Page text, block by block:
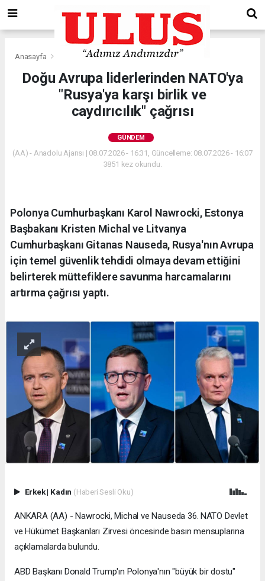
Anasayfa Gündem
Doğu Avrupa liderlerinden NATO'ya
"Rusya'ya karşı birlik ve
caydırıcılık" çağrısı
GÜNDEM
(AA) - Anadolu Ajansı | 08.07.2026 - 16:31, Güncelleme: 08.07.2026 - 16:07
3851 kez okundu.
Polonya Cumhurbaşkanı Karol Nawrocki, Estonya
Başbakanı Kristen Michal ve Litvanya
Cumhurbaşkanı Gitanas Nauseda, Rusya'nın Avrupa
için temel güvenlik tehdidi olmaya devam ettiğini
belirterek müttefiklere savunma harcamalarını
artırma çağrısı yaptı.
Erkek| Kadın (Haberi Sesli Oku)
ANKARA (AA) - Nawrocki, Michal ve Nauseda 36.⁠ ⁠NATO Devlet
ve Hükümet Başkanları Zirvesi öncesinde basın mensuplarına
açıklamalarda bulundu.
ABD Başkanı Donald Trump'ın Polonya'nın "büyük bir dostu"